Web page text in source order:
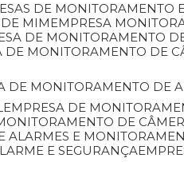
DE MONITORAMENTO
MIM
EMPRESA
DE MONITORAMENTO
DE MONITORAMENTO DE
DE MONITORAMENTO DE
EMPRESA DE
DE
ALARMES E
E SEGURANÇA